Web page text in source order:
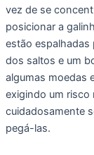
vez de se
posicionar a
estão espalhadas
dos saltos e um
algumas moedas
exigindo um risco
cuidadosamente
pegá-las.